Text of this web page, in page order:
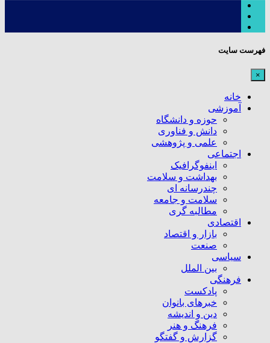
فهرست سایت
×
خانه
آموزشی
حوزه و دانشگاه
دانش و فناوری
علمی و پژوهشی
اجتماعی
اینفوگرافیک
بهداشت و سلامت
چندرسانه ای
سلامت و جامعه
مطالبه گری
اقتصادی
بازار و اقتصاد
صنعت
سیاسی
بین الملل
فرهنگی
پادکست
خبرهای بانوان
دین و اندیشه
فرهنگ و هنر
گزارش و گفتگو